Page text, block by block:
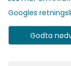
Googles
Godta